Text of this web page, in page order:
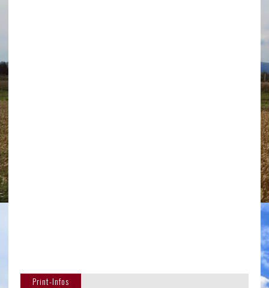
Print-Infos